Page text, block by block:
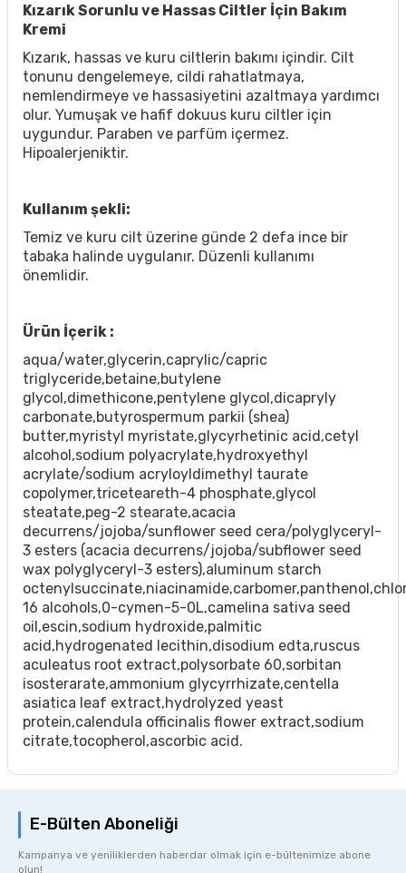
Kızarık Sorunlu ve Hassas Ciltler İçin Bakım
Kremi
Kızarık, hassas ve kuru ciltlerin bakımı içindir. Cilt
tonunu dengelemeye, cildi rahatlatmaya,
nemlendirmeye ve hassasiyetini azaltmaya yardımcı
olur. Yumuşak ve hafif dokuus kuru ciltler için
uygundur. Paraben ve parfüm içermez.
Hipoalerjeniktir.
Kullanım şekli:
Temiz ve kuru cilt üzerine günde 2 defa ince bir
tabaka halinde uygulanır. Düzenli kullanımı
önemlidir.
Ürün İçerik :
aqua/water,glycerin,caprylic/capric
triglyceride,betaine,butylene
glycol,dimethicone,pentylene glycol,dicapryly
carbonate,butyrospermum parkii (shea)
butter,myristyl myristate,glycyrhetinic acid,cetyl
alcohol,sodium polyacrylate,hydroxyethyl
acrylate/sodium acryloyldimethyl taurate
copolymer,triceteareth-4 phosphate,glycol
steatate,peg-2 stearate,acacia
decurrens/jojoba/sunflower seed cera/polyglyceryl-
3 esters (acacia decurrens/jojoba/subflower seed
wax polyglyceryl-3 esters),aluminum starch
16 alcohols,0-cymen-5-0L,camelina sativa seed
oil,escin,sodium hydroxide,palmitic
acid,hydrogenated lecithin,disodium edta,ruscus
aculeatus root extract,polysorbate 60,sorbitan
isosterarate,ammonium glycyrrhizate,centella
asiatica leaf extract,hydrolyzed yeast
protein,calendula officinalis flower extract,sodium
citrate,tocopherol,ascorbic acid.
E-Bülten Aboneliği
Kampanya ve yeniliklerden haberdar olmak için e-bültenimize abone
olun!